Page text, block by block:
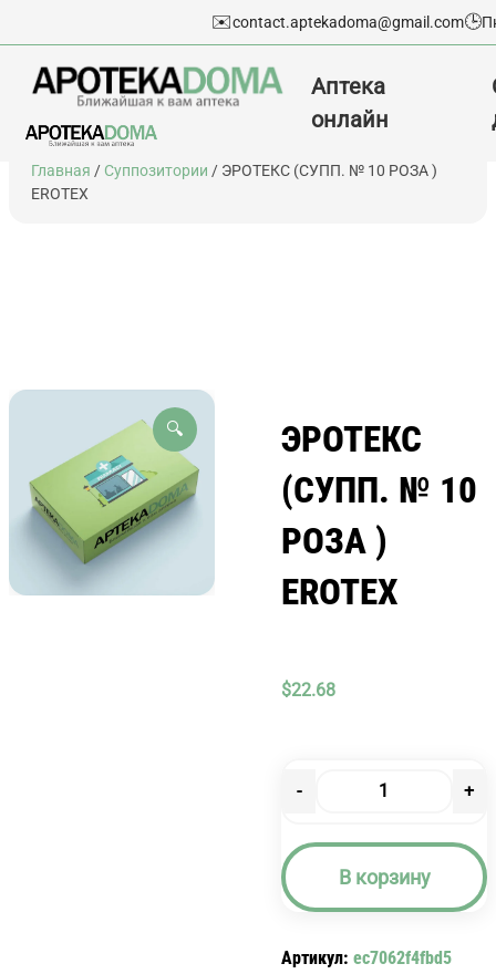
Перейти
содержимому
✉️contact.aptekadoma@gmail.com🕒
Аптека
онлайн
Главная / Суппозитории / ЭРОТЕКС (СУПП. № 10 РОЗА )
EROTEX
🔍
ЭРОТЕКС
(СУПП. № 10
РОЗА )
EROTEX
$22.68
-
ЭРОТЕКС
(СУПП.
№
РОЗА
+
В корзину
Артикул: ec7062f4fbd5